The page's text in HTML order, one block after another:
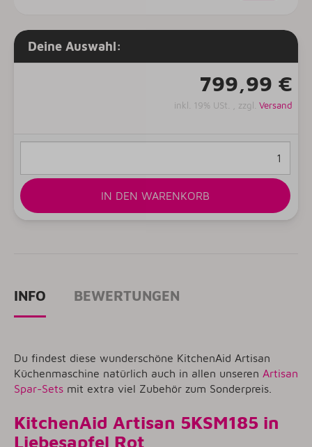
Deine Auswahl:
799,99 €
inkl. 19% USt. , zzgl. Versand
IN DEN WARENKORB
INFO BEWERTUNGEN
Du findest diese wunderschöne KitchenAid Artisan
Küchenmaschine natürlich auch in allen unseren Artisan
Spar-Sets mit extra viel Zubehör zum Sonderpreis.
KitchenAid Artisan 5KSM185 in
Liebesapfel Rot